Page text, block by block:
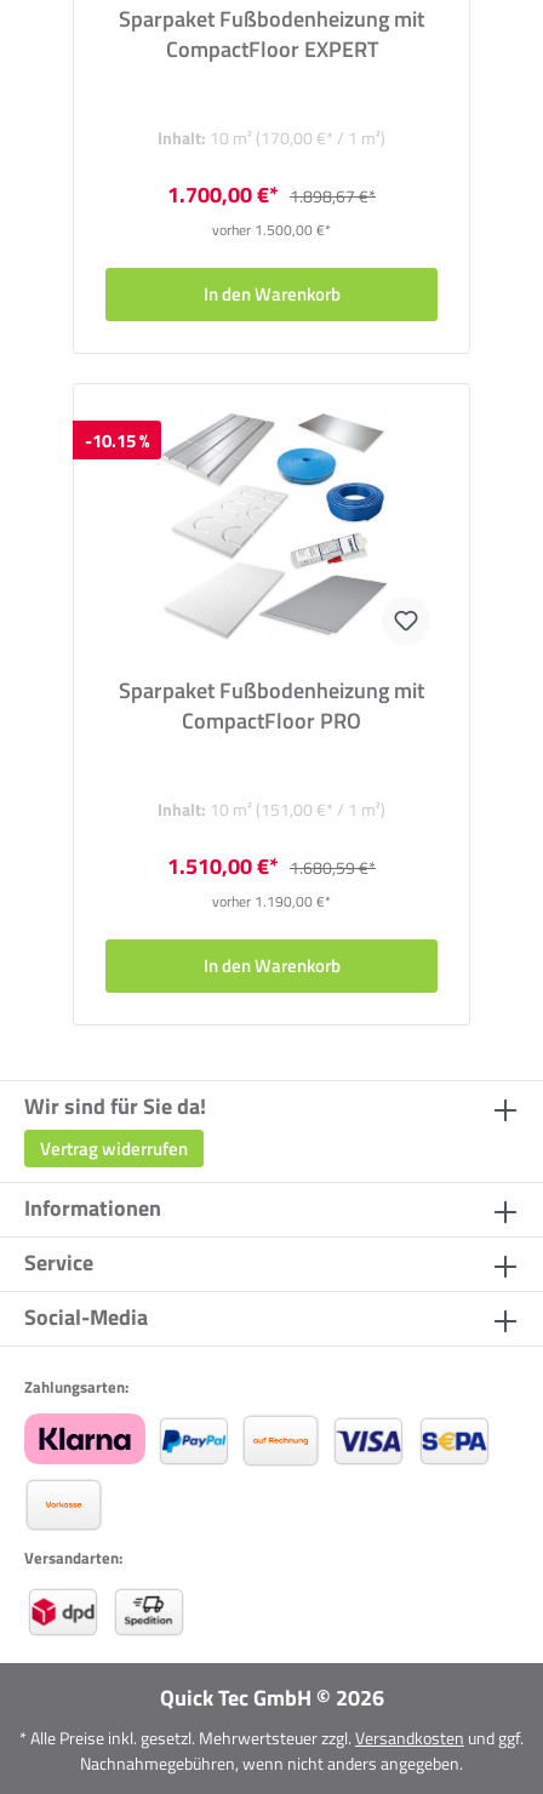
Sparpaket Fußbodenheizung mit
CompactFloor EXPERT
Inhalt: 10 m² (170,00 €* / 1 m²)
1.700,00 €* 1.898,67 €*
vorher 1.500,00 €*
In den Warenkorb
-10.15 %
Sparpaket Fußbodenheizung mit
CompactFloor PRO
Inhalt: 10 m² (151,00 €* / 1 m²)
1.510,00 €* 1.680,59 €*
vorher 1.190,00 €*
In den Warenkorb
Wir sind für Sie da!
Vertrag widerrufen
Informationen
Service
Social-Media
Zahlungsarten:
Versandarten:
Quick Tec GmbH © 2026
* Alle Preise inkl. gesetzl. Mehrwertsteuer zzgl.Versandkosten und ggf.
Nachnahmegebühren, wenn nicht anders angegeben.